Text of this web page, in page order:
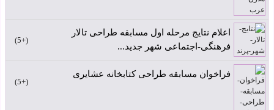
اعلام نتایج مرحله اول مسابقه طراحی تالار
فرهنگی-اجتماعی شهر جدید...
+5
فراخوان مسابقه طراحی کتابخانه عشایری
+5